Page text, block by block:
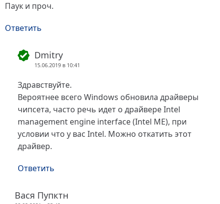
Паук и проч.
Ответить
Dmitry
15.06.2019 в 10:41
Здравствуйте.
Вероятнее всего Windows обновила драйверы
чипсета, часто речь идет о драйвере Intel
management engine interface (Intel ME), при
условии что у вас Intel. Можно откатить этот
драйвер.
Ответить
Вася Пупктн